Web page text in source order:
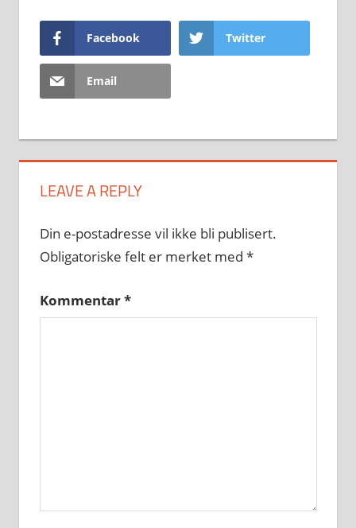
Facebook Twitter
Email
LEAVE A REPLY
Din e-postadresse vil ikke bli publisert.
Obligatoriske felt er merket med *
Kommentar*